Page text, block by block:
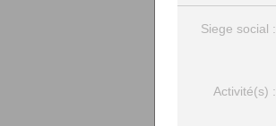
Siege social :
Activité(s) :